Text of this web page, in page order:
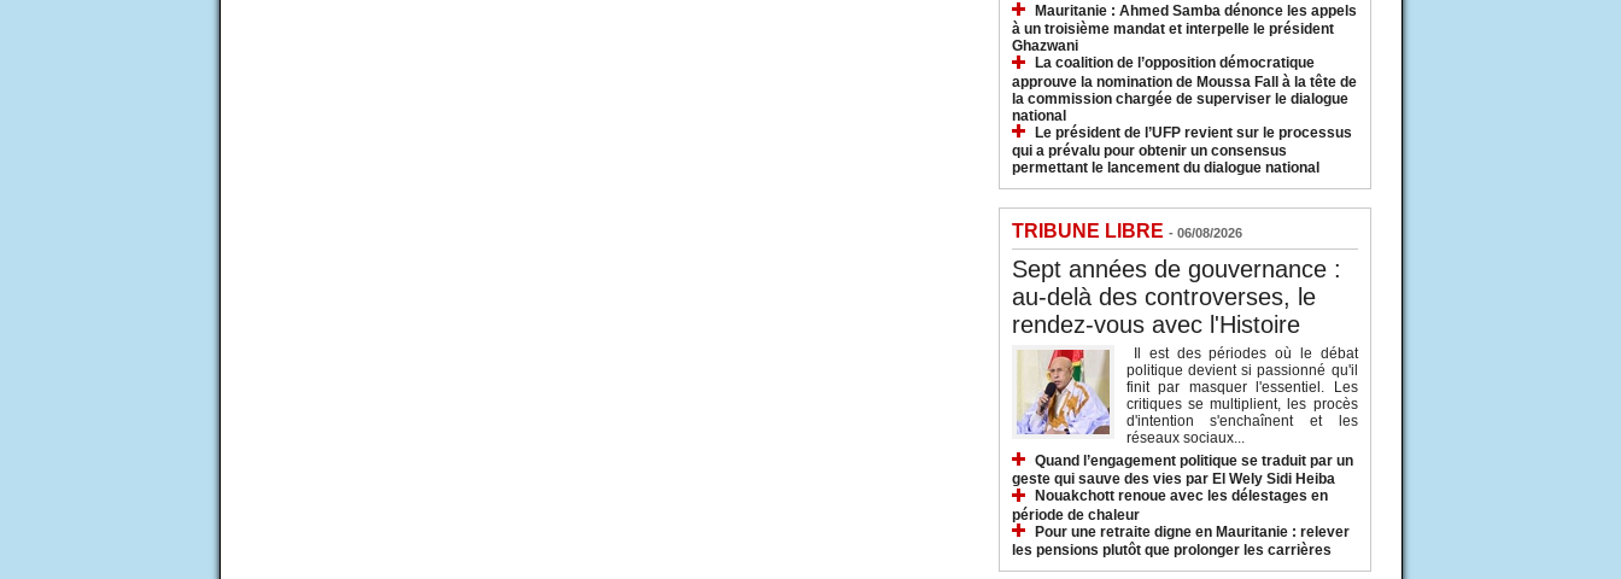
Mauritanie : Ahmed Samba dénonce les appels
à un troisième mandat et interpelle le président
Ghazwani
La coalition de l’opposition démocratique
approuve la nomination de Moussa Fall à la tête de
la commission chargée de superviser le dialogue
national
Le président de l’UFP revient sur le processus
qui a prévalu pour obtenir un consensus
permettant le lancement du dialogue national
TRIBUNE LIBRE - 06/08/2026
Sept années de gouvernance :
au-delà des controverses, le
rendez-vous avec l'Histoire
Il est des périodes où le débat
politique devient si passionné qu'il
finit par masquer l'essentiel. Les
critiques se multiplient, les procès
d'intention s'enchaînent et les
réseaux sociaux...
Quand l’engagement politique se traduit par un
geste qui sauve des vies par El Wely Sidi Heiba
Nouakchott renoue avec les délestages en
période de chaleur
Pour une retraite digne en Mauritanie : relever
les pensions plutôt que prolonger les carrières